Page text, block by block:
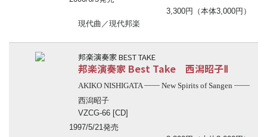
3,300円（本体3,000円）
現代曲／現代邦楽
邦楽演奏家 BEST TAKE
邦楽演奏家 Best Take 西潟昭子Ⅱ
AKIKO NISHIGATA── New Spirits of Sangen ──
西潟昭子
VZCG-66 [CD]
1997/5/21発売